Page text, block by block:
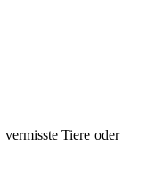
Tiere oder